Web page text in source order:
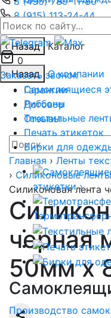
0
Заказать звонок
Самоклеящиеся
Риббоны
Текстильные
Печать этикеток
Бирки для
этикетки ›
Производство
8 (915) 113-24-44
8 (800) 201-48-46
‹ Назад
Каталог
‹ Назад
О компании
Гарантии
Договор
Отзывы
Найти:
Главная › Ленты
› Силиконовые
Силиконовая лента
черная
50мм x